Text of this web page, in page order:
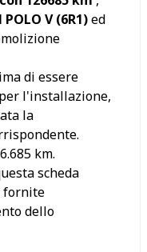
POLO V (6R1)ed
di essere
l'installazione,
la
km.
scheda
fornite
dello